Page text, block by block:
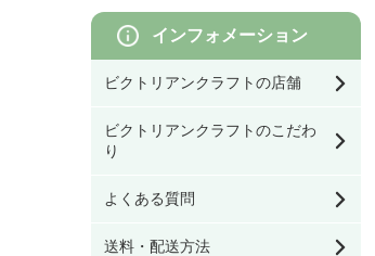
オブジェ／キャンドル
スタンド
クッション／寝具
ファッション雑貨
ン
モリスのクッション／
寝具
モリスの照明
インフォメーション
ビクトリアンクラフトの店舗
ビクトリアンクラフトのこだわ
り
よくある質問
送料・配送方法